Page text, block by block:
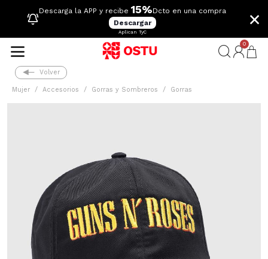
Descarga la APP y recibe 15%Dcto en una compra
Descargar
Aplican TyC
×
0
Volver
Mujer Accesorios Gorras y Sombreros Gorras